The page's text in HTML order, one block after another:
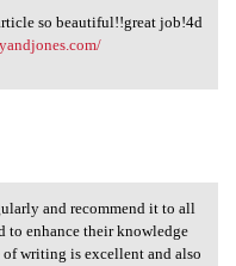
article
so beautiful!!great job!4d
and recommend it to all
to enhance their knowledge
of writing is excellent and also